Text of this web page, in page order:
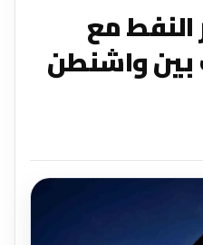
النفط مع
بين واشنطن